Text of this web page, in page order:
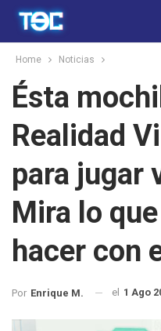
Home Noticias
Ésta
Realidad
para jugar
Mira lo
hacer con
Por Enrique M. el 1 Ago